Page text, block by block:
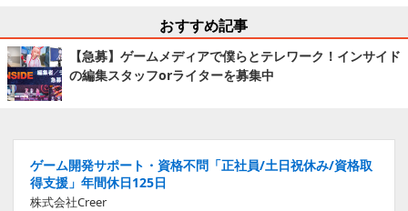
おすすめ記事
【急募】ゲームメディアで僕らとテレワーク！インサイド
の編集スタッフorライターを募集中
ゲーム開発サポート・資格不問「正社員/土日祝休み/資格取
得支援」年間休日125日
株式会社Creer